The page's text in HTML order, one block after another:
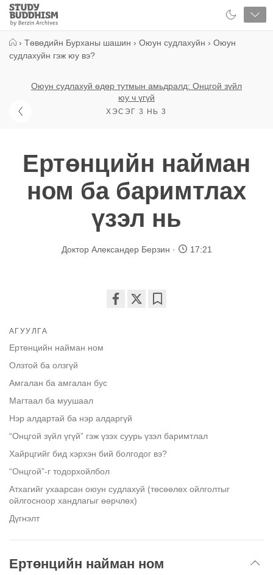
Close
Study
Buddhism
› Төвөдийн Бурханы шашин › Оюун судлахуйн › Оюун
судлахуйн гэж юу вэ?
Оюун судлахуй өдөр тутмын амьдралд: Онцгой зүйл
юу ч үгүй
ХЭСЭГ 3 НЬ 3
Ертөнцийн найман
ном ба баримтлах
үзэл нь
Доктор Александер Берзин 17:21
АГУУЛГА
Ертөнцийн найман ном
Олзтой ба олзгүй
Амгалан ба амгалан бус
Магтаал ба муушаал
Нэр алдартай ба нэр алдаргүй
“Онцгой зүйл үгүй” гэж үзэх суурь үзэл баримтлал
Хайрцгийг бид хэрхэн бий болгодог вэ?
“Онцгой”-г тодорхойлбол
Атхагийг ухаарсан оюун судлахуй (төсөөлөх ойлголтыг
ойлгосноор хандлагыг өөрчлөх)
Дүгнэлт
Ертөнцийн найман ном